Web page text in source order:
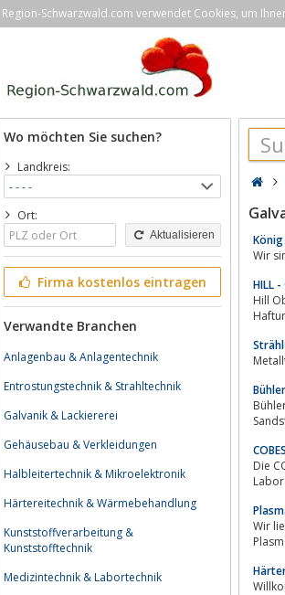
Region-Schwarzwald.com verwendet Cookies, um
Wo möchten Sie suchen?
Landkreis:
Ort:
Aktualisieren
Firma kostenlos eintragen
Verwandte Branchen
Anlagenbau & Anlagentechnik
Entrostungstechnik & Strahltechnik
Galvanik & Lackiererei
Gehäusebau & Verkleidungen
Halbleitertechnik & Mikroelektronik
Härtereitechnik & Wärmebehandlung
Kunststoffverarbeitung &
Kunststofftechnik
Medizintechnik & Labortechnik
Wir
HILL
Hill
Die
Wir liefern